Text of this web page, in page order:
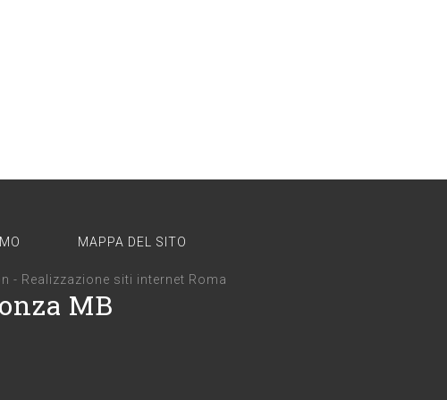
MAPPA DEL SITO
- Realizzazione siti internet Roma
MB